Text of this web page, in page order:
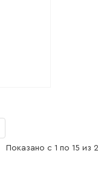
Показано с 1 по 15 из